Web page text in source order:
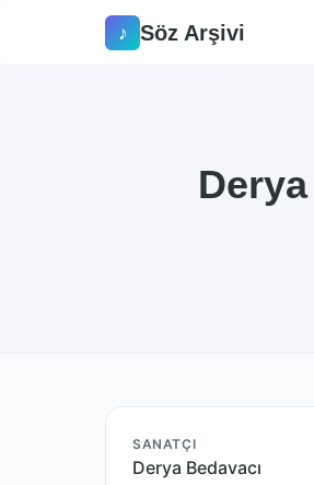
♪ Söz Arşivi
SANATÇI
Derya Bedavacı